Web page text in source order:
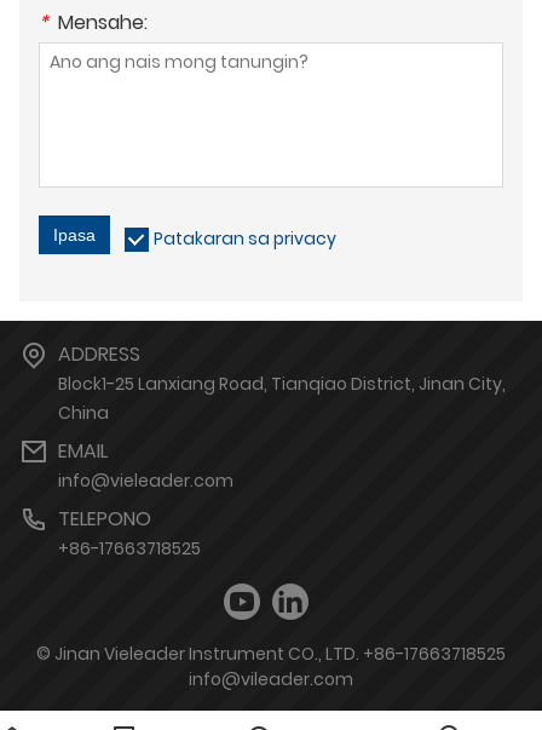
* Mensahe:
Ipasa Patakaran sa privacy
ADDRESS
Block1-25 Lanxiang Road, Tianqiao District, Jinan City,
China
EMAIL
info@vieleader.com
TELEPONO
+86-17663718525
© Jinan Vieleader Instrument CO., LTD. +86-17663718525
info@vileader.com